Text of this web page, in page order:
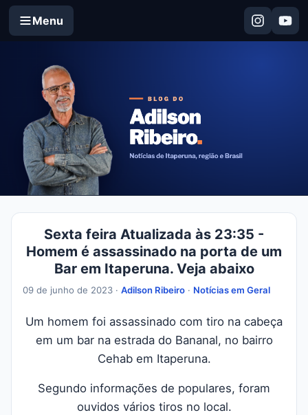
Menu
Sexta feira Atualizada às 23:35 -
Homem é assassinado na porta de um
Bar em Itaperuna. Veja abaixo
09 de junho de 2023 · Adilson Ribeiro · Notícias em Geral
Um homem foi assassinado com tiro na cabeça
em um bar na estrada do Bananal, no bairro
Cehab em Itaperuna.
Segundo informações de populares, foram
ouvidos vários tiros no local.